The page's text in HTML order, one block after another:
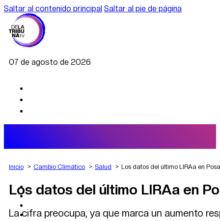
Saltar al contenido principal Saltar al pie de página
07 de agosto de 2026
AGRO
DEPORTES
POLÍTICA
Inicio Cambio Climático Salud Los datos del último LIRAa en
Los datos del último LIRAa en
La cifra preocupa, ya que marca un aumento